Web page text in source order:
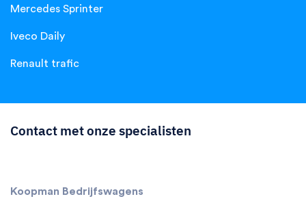
Mercedes Sprinter
Iveco Daily
Renault trafic
Contact met onze specialisten
Koopman Bedrijfswagens